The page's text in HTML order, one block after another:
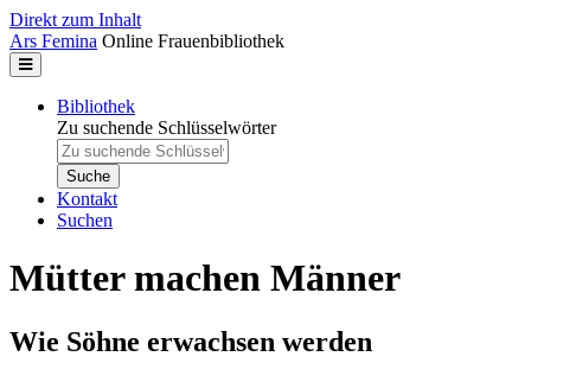
Direkt zum Inhalt
Ars Femina Online Frauenbibliothek
Bibliothek
Zu suchende Schlüsselwörter
Kontakt
Suchen
Mütter machen Männer
Wie Söhne erwachsen werden